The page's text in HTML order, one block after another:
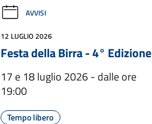
AVVISI
12 LUGLIO 2026
Festa della Birra - 4° Edizione
17 e 18 luglio 2026 - dalle ore
19:00
Tempo libero